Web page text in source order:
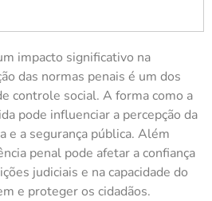
impacto significativo na
das normas penais é um dos
controle social. A forma como a
pode influenciar a percepção da
e a segurança pública. Além
penal pode afetar a confiança
judiciais e na capacidade do
e proteger os cidadãos.